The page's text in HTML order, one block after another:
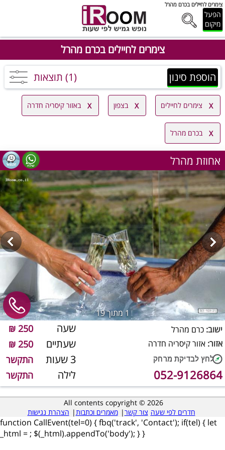
צימרים לחיילים בכרם מהרל
הפעל
מיקום
צימרים לחיילים בכרם מהרל
הוספת סינון (1) תוצאות
צימרים לחיילים בצפון באזור קיסריה חדרה
בכרם מהרל
אחוזת מהרל
1מתוך 19
שעה 250 ₪
שעתיים 250 ₪
3 שעות התקשר
לילה התקשר
ישוב: כרם מהרל
אזור: אזור קיסריה חדרה
052-9126864
All contents copyright © 2026
חדרים לפי שעה צור קשר| מאמרים וכתבות | הצהרת נגישות
function CallEvent(tel=0) { fbq('track', 'Contact'); if(tel) { let
_html = ; $(_html).appendTo('body'); } }